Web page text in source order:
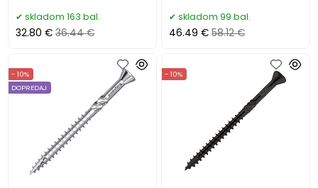
skladom 163 bal.
32.80 € 36.44 €
skladom 99 bal.
46.49 € 58.12 €
- 10%
DOPREDAJ
- 10%